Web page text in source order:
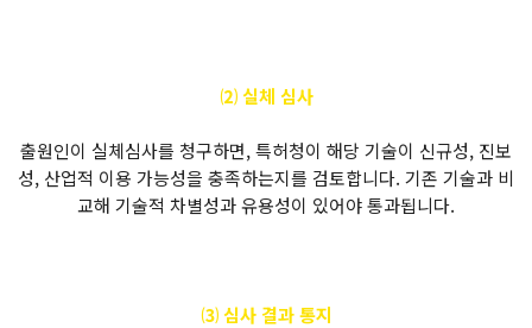
⑵ 실체 심사
출원인이 실체심사를 청구하면, 특허청이 해당 기술이 신규성, 진보
성, 산업적 이용 가능성을 충족하는지를 검토합니다. 기존 기술과 비
교해 기술적 차별성과 유용성이 있어야 통과됩니다.
⑶ 심사 결과 통지